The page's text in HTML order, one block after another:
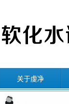
关于虔净